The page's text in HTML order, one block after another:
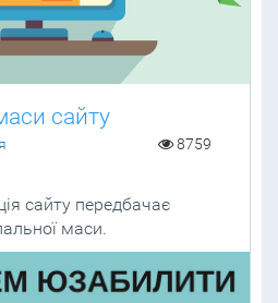
сайту
8759
сайту передбачає
маси.